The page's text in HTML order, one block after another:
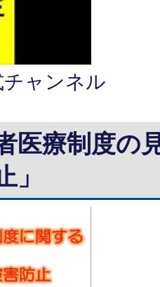
ャンネル
医療制度の
」